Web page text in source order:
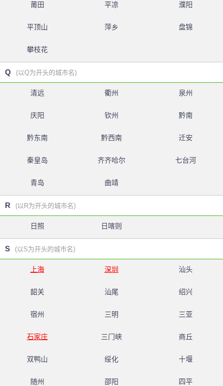
莆田 平凉 濮阳
平顶山 萍乡 盘锦
攀枝花
Q (以Q为开头的城市名)
清远 衢州 泉州
庆阳 钦州 黔南
黔东南 黔西南 迁安
秦皇岛 齐齐哈尔 七台河
青岛 曲靖
R (以R为开头的城市名)
日照 日喀则
S (以S为开头的城市名)
上海 深圳 汕头
韶关 汕尾 绍兴
宿州 三明 三亚
石家庄 三门峡 商丘
双鸭山 绥化 十堰
随州 邵阳 四平